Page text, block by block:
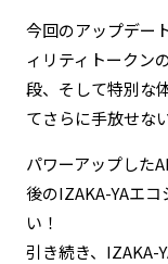
今回のアップデー
ィリティトークン
段、そして特別な
てさらに手放せな
パワーアップした
後のIZAKA-YAエ
い！
引き続き、IZAKA-